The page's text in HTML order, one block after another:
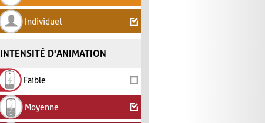
Individuel
INTENSITÉ D'ANIMATION
Faible
Moyenne